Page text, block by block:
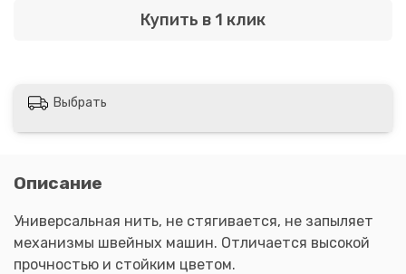
Купить в 1 клик
Выбрать
Описание
Универсальная нить, не стягивается, не запыляет
механизмы швейных машин. Отличается высокой
прочностью и стойким цветом.